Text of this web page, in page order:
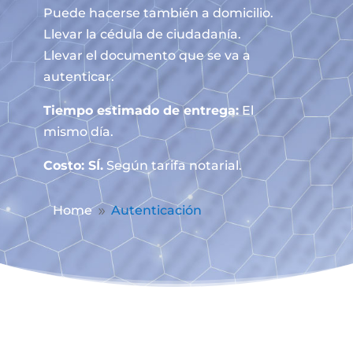
Puede hacerse también a domicilio.
Llevar la cédula de ciudadanía.
Llevar el documento que se va a
autenticar.
Tiempo estimado de entrega:El
mismo día.
Costo: SÍ.Según tarifa notarial.
Home 9 Autenticación